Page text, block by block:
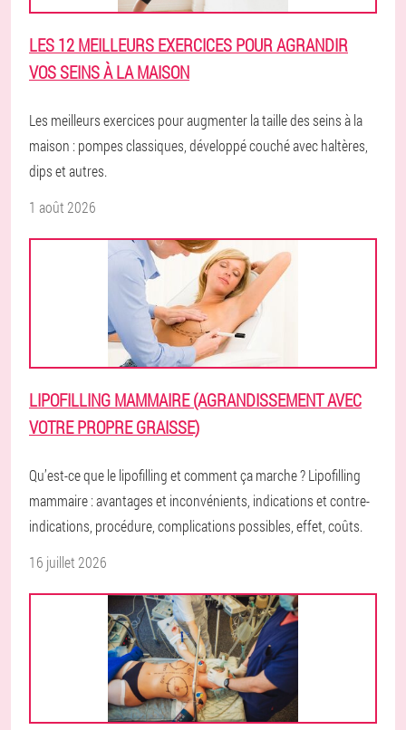
LES 12 MEILLEURS EXERCICES POUR AGRANDIR
VOS SEINS À LA MAISON
Les meilleurs exercices pour augmenter la taille des seins à la
maison : pompes classiques, développé couché avec haltères,
dips et autres.
1 août 2026
LIPOFILLING MAMMAIRE (AGRANDISSEMENT AVEC
VOTRE PROPRE GRAISSE)
Qu’est-ce que le lipofilling et comment ça marche ? Lipofilling
mammaire : avantages et inconvénients, indications et contre-
indications, procédure, complications possibles, effet, coûts.
16 juillet 2026